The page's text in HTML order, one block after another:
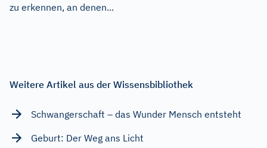
zu erkennen, an denen...
Weitere Artikel aus der Wissensbibliothek
Schwangerschaft – das Wunder Mensch entsteht
Geburt: Der Weg ans Licht